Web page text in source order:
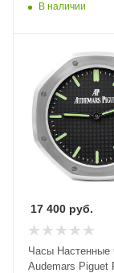
В наличии
Часы Настенные
Audemars Piguet
17 400 руб.